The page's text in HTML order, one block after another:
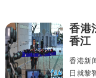
香港
香江
香港新
日就黎